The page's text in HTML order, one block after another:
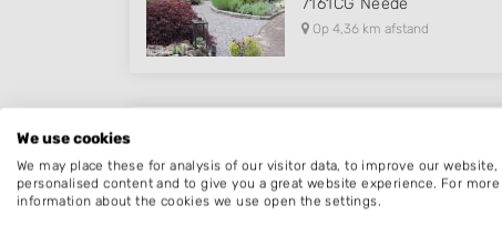
7161CG Neede
Op 4,36 km afstand
Vossebultweg 2
7157CH Rekken
We use cookies
We may place these for analysis of our visitor data, to improve our website,
personalised content and to give you a great website experience. For more
information about the cookies we use open the settings.